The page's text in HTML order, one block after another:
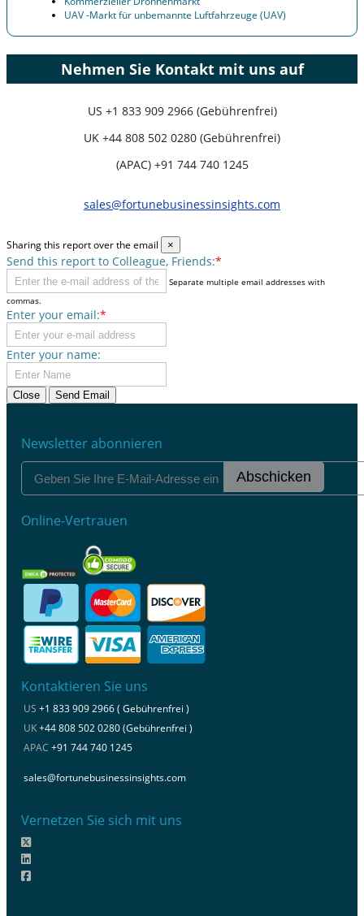
UAV -Markt für unbemannte Luftfahrzeuge (UAV)
Nehmen Sie Kontakt mit uns auf
US +1 833 909 2966 (Gebührenfrei)
UK +44 808 502 0280 (Gebührenfrei)
(APAC) +91 744 740 1245
sales@fortunebusinessinsights.com
Sharing this report over the email ×
Send this report to Colleague, Friends:*
Separate multiple email addresses with
commas.
Enter your email:*
Enter your name:
Close Send Email
Newsletter abonnieren
Abschicken
Online-Vertrauen
Kontaktieren Sie uns
US +1 833 909 2966 ( Gebührenfrei )
UK+44 808 502 0280 (Gebührenfrei )
APAC +91 744 740 1245
sales@fortunebusinessinsights.com
Vernetzen Sie sich mit uns